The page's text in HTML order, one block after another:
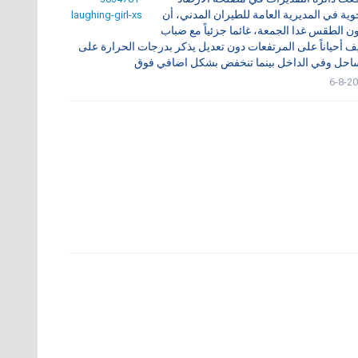
في المديرية العامة للطيران المدني، أن
الطقس غدا الجمعة، غائما جزئياً مع ضباب
أحياناً على المرتفعات دون تعديل يذكر بدرجات الحرارة على
وفي الداخل بينما تنخفض بشكل اضافي فوق
6-8-